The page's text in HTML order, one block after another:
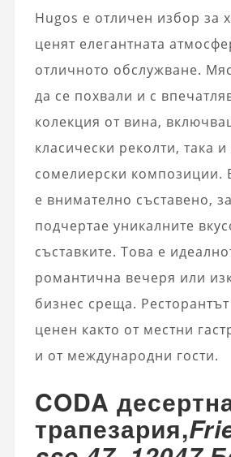
Hugos е отличен избор за
ценят елегантната
отличното обслужване.
да се похвали и с
колекция от вина,
класически реколти, така
сомелиерски композиции.
е внимателно съставено,
подчертае уникалните
съставките. Това е
романтична вечеря или
бизнес среща.
ценен както от местни
и от международни гости.
CODA
трапезария,